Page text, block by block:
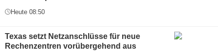
Heute 08:50
Texas setzt Netzanschlüsse für neue
Rechenzentren vorübergehend aus